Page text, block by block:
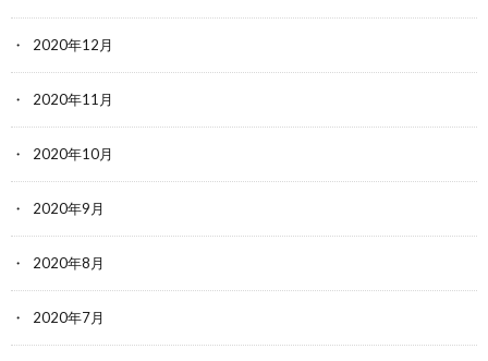
2020年12月
2020年11月
2020年10月
2020年9月
2020年8月
2020年7月